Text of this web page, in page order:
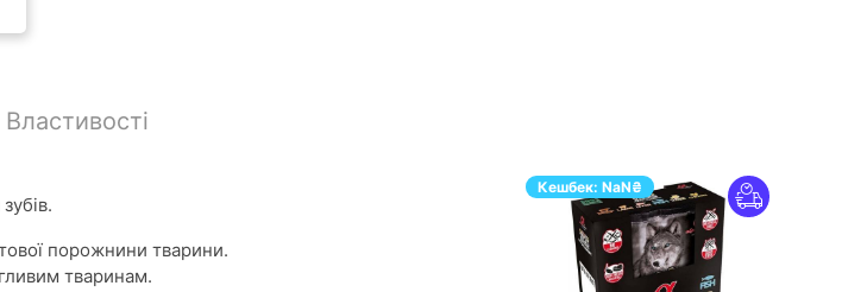
Властивості
порожнини тварини.
тваринам.
Кешбек: NaN₴